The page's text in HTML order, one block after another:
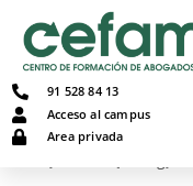
91 528 84 13
Acceso al campus
Area privada
Inicio/{mlang